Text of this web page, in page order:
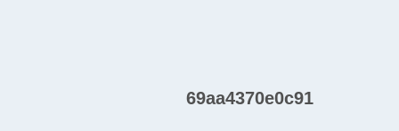
69aa4370e0c91